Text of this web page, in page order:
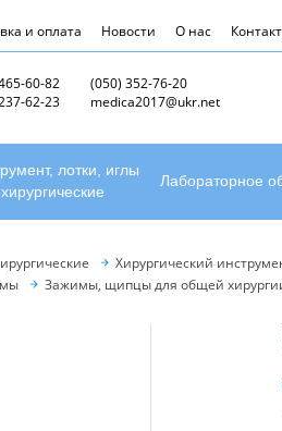
и оплата Новости О нас
60-82
(050) 352-76-20
62-23
medica2017@ukr.net
лотки, иглы
хирургические
Лабораторное
Хирургический
Зажимы, щипцы для общей